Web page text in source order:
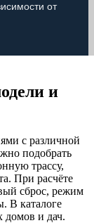
от
и
с различной
подобрать
трассу,
При расчёте
сброс, режим
В каталоге
домов и дач.